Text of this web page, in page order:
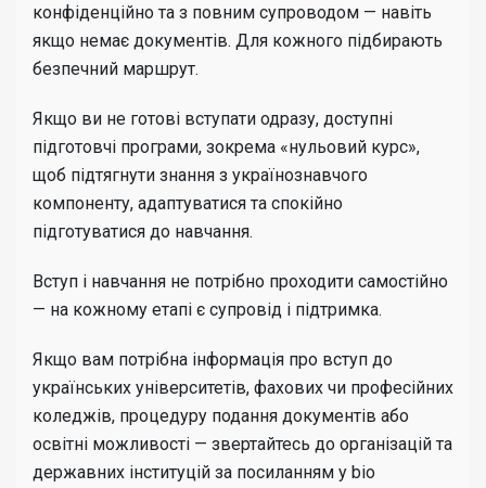
конфіденційно та з повним супроводом — навіть
якщо немає документів. Для кожного підбирають
безпечний маршрут.
Якщо ви не готові вступати одразу, доступні
підготовчі програми, зокрема «нульовий курс»,
щоб підтягнути знання з українознавчого
компоненту, адаптуватися та спокійно
підготуватися до навчання.
Вступ і навчання не потрібно проходити самостійно
— на кожному етапі є супровід і підтримка.
Якщо вам потрібна інформація про вступ до
українських університетів, фахових чи професійних
коледжів, процедуру подання документів або
освітні можливості — звертайтесь до організацій та
державних інституцій за посиланням у bio